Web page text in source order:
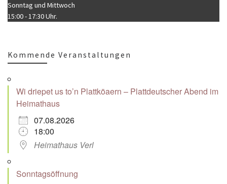
Sonntag und Mittwoch
15:00 - 17:30 Uhr.
Kommende Veranstaltungen
Wi driepet us to’n Plattköaern – Plattdeutscher Abend im
Heimathaus
07.08.2026
18:00
Heimathaus Verl
Sonntagsöffnung